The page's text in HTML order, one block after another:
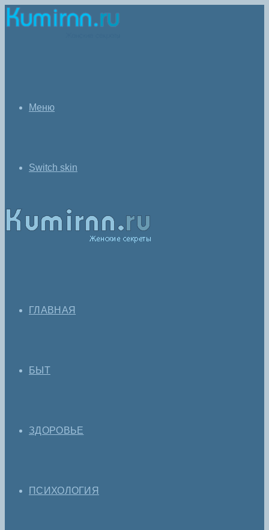
Меню
Switch skin
ГЛАВНАЯ
БЫТ
ЗДОРОВЬЕ
ПСИХОЛОГИЯ